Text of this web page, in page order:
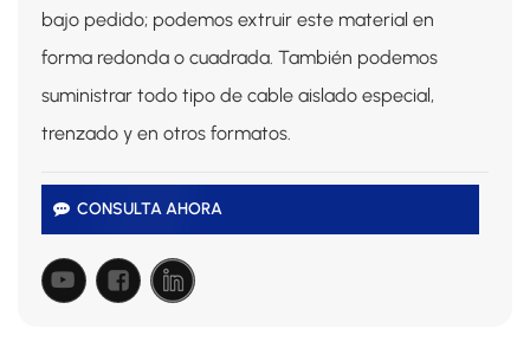
bajo pedido; podemos extruir este material en
forma redonda o cuadrada. También podemos
suministrar todo tipo de cable aislado especial,
trenzado y en otros formatos.
CONSULTA AHORA